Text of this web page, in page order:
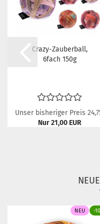
Crazy-Zauberball,
6fach 150g
Unser bisheriger Preis 24,75
Nur 21,00 EUR
NEU -